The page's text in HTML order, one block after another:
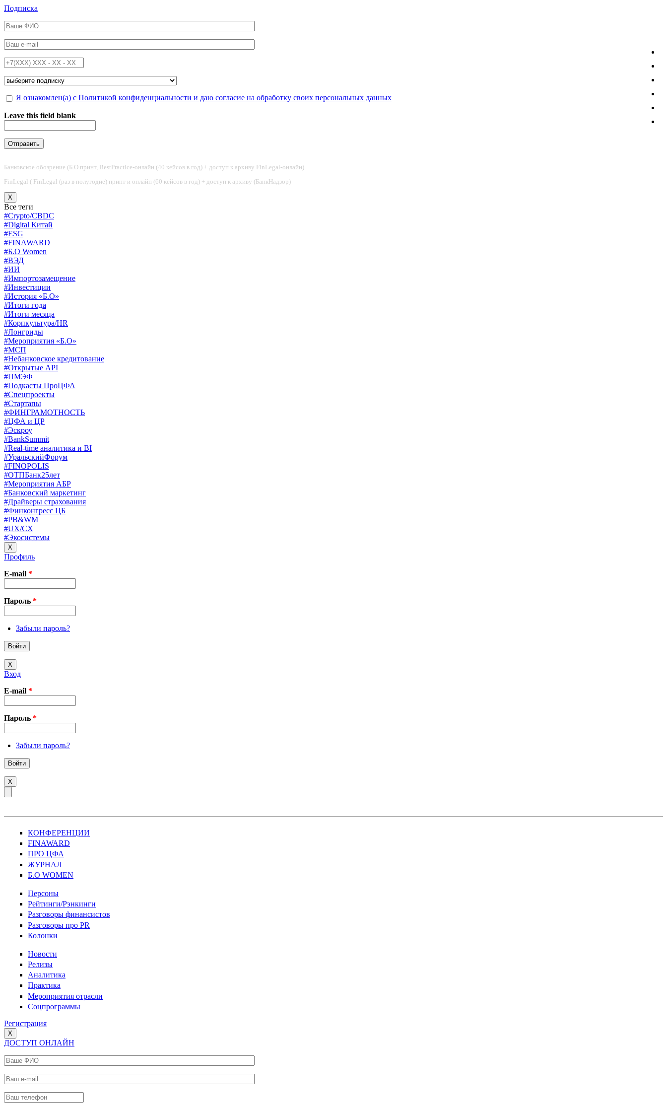
Перейти к основному содержанию
Подписка
ФИО*
Email*
Телефон*
Подписка на*
Обработка персональных данных*
Я ознакомлен(а) с Политикой конфиденциальности и даю согласие на обработку своих персональных данных
Leave this field blank
Банковское обозрение (Б.О принт, BestPractice-онлайн (40 кейсов в год) + доступ к архиву FinLegal-онлайн)
FinLegal ( FinLegal (раз в полугодие) принт и онлайн (60 кейсов в год) + доступ к архиву (БанкНадзор)
X
Все теги
#Crypto/CBDC
#Digital Китай
#ESG
#FINAWARD
#Б.О Women
#ВЭД
#ИИ
#Импортозамещение
#Инвестиции
#История «Б.О»
#Итоги года
#Итоги месяца
#Корпкультура/HR
#Лонгриды
#Мероприятия «Б.О»
#МСП
#Небанковское кредитование
#Открытые API
#ПМЭФ
#Подкасты ПроЦФА
#Спецпроекты
#Стартапы
#ФИНГРАМОТНОСТЬ
#ЦФА и ЦР
#Эскроу
#BankSummit
#Real-time аналитика и BI
#УральскийФорум
#FINOPOLIS
#ОТПБанк25лет
#Мероприятия АБР
#Банковский маркетинг
#Драйверы страхования
#Финконгресс ЦБ
#PB&WM
#UX/CX
#Экосистемы
X
Профиль
E-mail *
Пароль *
Забыли пароль?
X
Вход
E-mail *
Пароль *
Забыли пароль?
X
КОНФЕРЕНЦИИ
FINAWARD
ПРО ЦФА
ЖУРНАЛ
Б.О WOMEN
Персоны
Рейтинги/Рэнкинги
Разговоры финансистов
Разговоры про PR
Колонки
Новости
Релизы
Аналитика
Практика
Мероприятия отрасли
Соцпрограммы
Регистрация
X
ДОСТУП ОНЛАЙН
Ваше ФИО
Ваш e-mail
Ваш телефон